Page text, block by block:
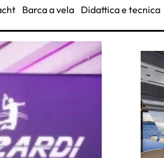
Barca a vela Didattica e tecnica